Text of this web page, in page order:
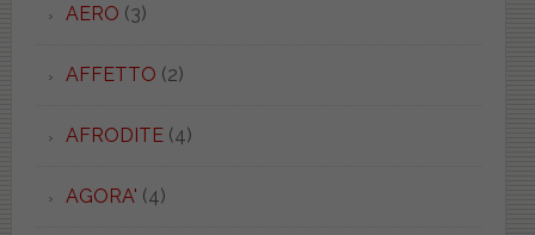
AERO (3)
AFFETTO (2)
AFRODITE(4)
AGORA' (4)